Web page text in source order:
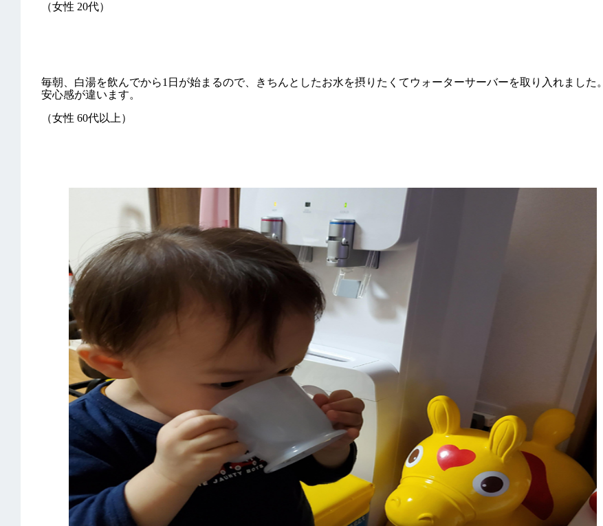
（女性 20代）
毎朝、白湯を飲んでから1日が始まるので、きちんとしたお水を摂りたくてウォーターサーバーを取り入れました。
安心感が違います。
（女性 60代以上）